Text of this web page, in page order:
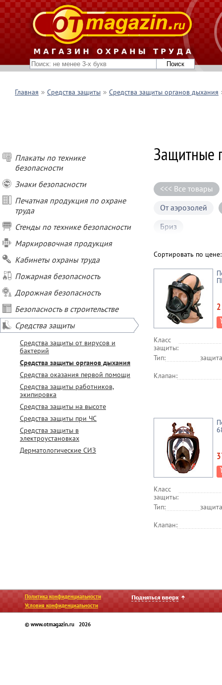
Главная Средства защиты Средства защиты органов дыхания
Плакаты по технике
безопасности
Знаки безопасности
Печатная продукция по охране
труда
Стенды по технике безопасности
Маркировочная продукция
Кабинеты охраны труда
Пожарная безопасность
Дорожная безопасность
Безопасность в строительстве
Средства защиты
Средства защиты от вирусов и
бактерий
Средства защиты органов дыхания
Средства оказания первой помощи
Средства защиты работников,
экипировка
Средства защиты на высоте
Средства защиты при ЧС
Средства защиты в
электроустановках
Дерматологические СИЗ
Защитные
<<< Все товары
От аэрозолей
Бриз
Сортировать по
Класс
защиты:
Тип:
Клапан:
Класс
защиты:
Тип:
Клапан:
Политика конфиденциальности
Условия конфиденциальности
© www.otmagazin.ru 2026